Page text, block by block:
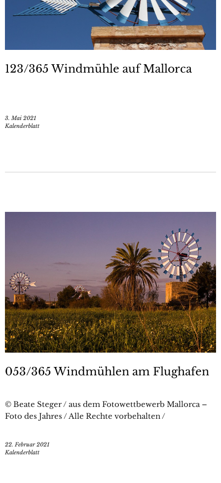
123/365 Windmühle auf Mallorca
3. Mai 2021
Kalenderblatt
053/365 Windmühlen am Flughafen
© Beate Steger / aus dem Fotowettbewerb Mallorca –
Foto des Jahres / Alle Rechte vorbehalten /
22. Februar 2021
Kalenderblatt